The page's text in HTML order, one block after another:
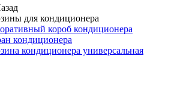
для кондиционера
короб кондиционера
кондиционера
кондиционера универсальная